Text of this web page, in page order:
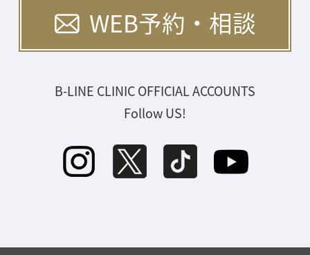
WEB予約・相談
B-LINE CLINIC OFFICIAL ACCOUNTS
Follow US!